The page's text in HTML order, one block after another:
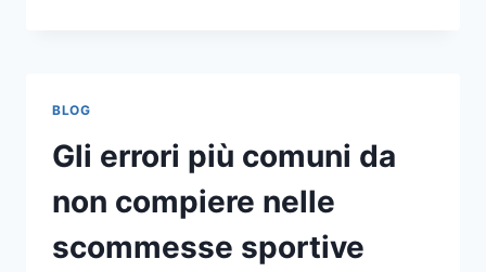
PULIZIA
DELLE
APPARECCHIATURE
DA
BLOG
Gli errori più comuni da
non compiere nelle
scommesse sportive